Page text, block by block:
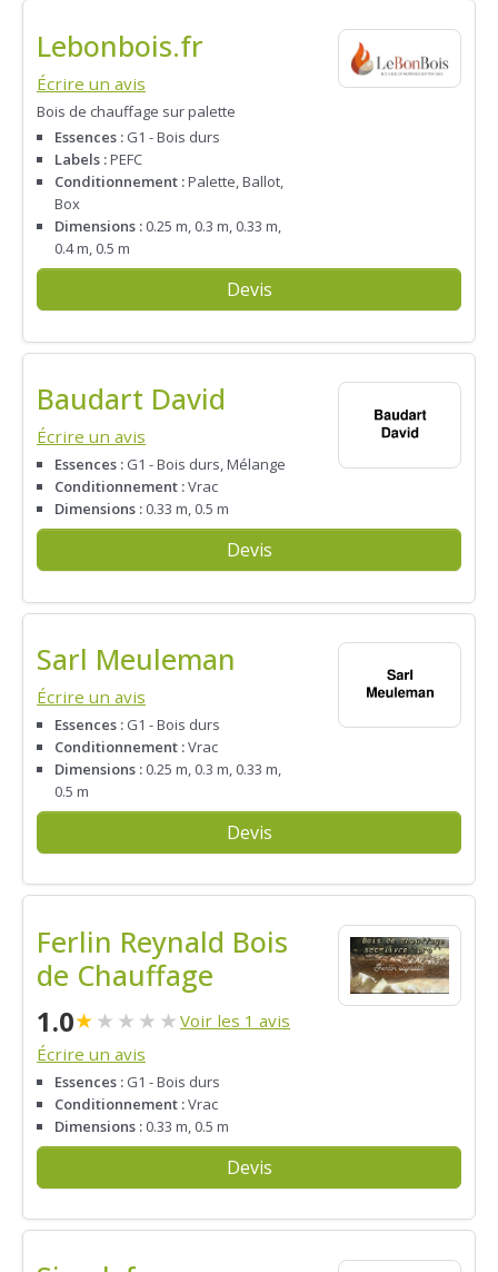
Lebonbois.fr
Écrire un avis
Bois de chauffage sur palette
Essences : G1 - Bois durs
Labels :PEFC
Conditionnement :Palette, Ballot,
Box
Dimensions : 0.25 m, 0.3 m, 0.33 m,
0.4 m, 0.5 m
Devis
Baudart David
Écrire un avis
Essences : G1 - Bois durs, Mélange
Conditionnement :Vrac
Dimensions : 0.33 m, 0.5 m
Devis
Sarl Meuleman
Écrire un avis
Essences : G1 - Bois durs
Conditionnement :Vrac
Dimensions : 0.25 m, 0.3 m, 0.33 m,
0.5 m
Devis
Ferlin Reynald Bois
de Chauffage
1.0★★ ★ ★ ★ Voir les 1 avis
Écrire un avis
Essences : G1 - Bois durs
Conditionnement :Vrac
Dimensions : 0.33 m, 0.5 m
Devis